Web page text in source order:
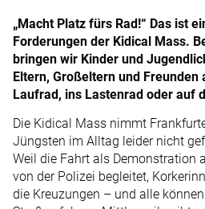
„Macht Platz fürs Rad!“ Das ist
Forderungen der ­Kidical Mass.
bringen wir Kinder und
Eltern, Großeltern und Freunden
Laufrad, ins Lastenrad oder auf
Die Kidical Mass nimmt
Jüngsten im Alltag leider nicht
Weil die Fahrt als Demonstration
von der Polizei ­begleitet,
die Kreuzungen – und alle